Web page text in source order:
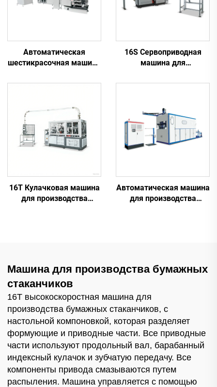
Автоматическая
шестикрасочная машина
пластиковых
16S Сервоприводная
машина для
стаканчиков
16T Кулачковая машина
для производства
Автоматическая машина
для производства
Машина для производства бумажных
стаканчиков
16T высокоскоростная машина для
производства бумажных стаканчиков, с
настольной компоновкой, которая разделяет
формующие и приводные части. Все приводные
части используют продольный вал, барабанный
индексный кулачок и зубчатую передачу. Все
компоненты привода смазываются путем
распыления. Машина управляется с помощью